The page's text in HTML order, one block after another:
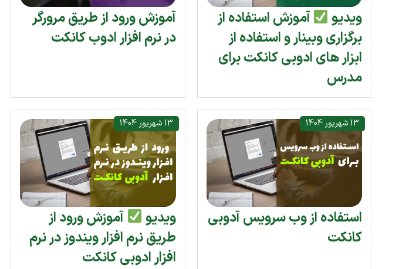
ویدیو
آموزش استفاده از
برگزاری وبینار و استفاده از
ابزار های ادوبی کانکت برای
مدرس
آموزش ورود از طریق مرورگر
در نرم افزار ادوب کانکت
13 شهریور 1404
استفاده از وب سرویس آدوبی
کانکت
13 شهریور 1404
ویدیو
آموزش ورود از
طریق نرم افزار ویندوز در نرم
افزار ادوبی کانکت